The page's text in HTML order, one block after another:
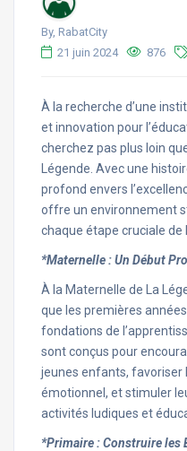
By, RabatCity
21 juin 2024
876
À la recherche d’une
et innovation pour
cherchez pas plus loin
Légende. Avec une
profond envers
offre un environnement
chaque étape cruciale de
*Maternelle : Un Début
À la Maternelle de La
que les premières
fondations de
sont conçus pour
jeunes enfants, favoriser
émotionnel, et stimuler
activités ludiques et
*Primaire : Construire les